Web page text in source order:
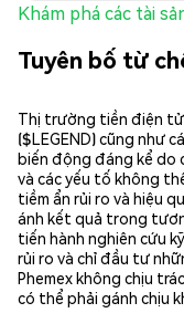
Khám phá các tài
Tuyên bố từ
Thị trường tiền điện
($LEGEND) cũng như
biến động đáng kể do
và các yếu tố không
tiềm ẩn rủi ro và hiệu
ánh kết quả trong
tiến hành nghiên cứu
rủi ro và chỉ đầu tư
Phemex không chịu
có thể phải gánh chịu